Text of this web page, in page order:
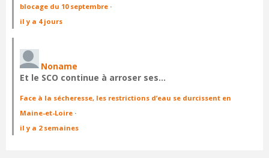
blocage du 10 septembre ·
il y a 4 jours
Noname
Et le SCO continue à arroser ses…
Face à la sécheresse, les restrictions d’eau se durcissent en
Maine-et-Loire ·
il y a 2 semaines